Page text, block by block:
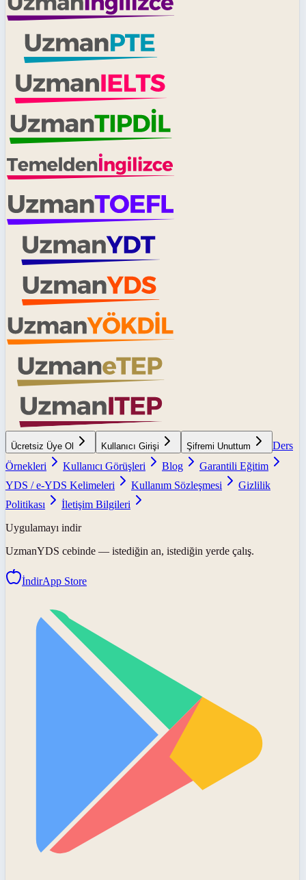
Ücretsiz Üye Ol Kullanıcı Girişi Şifremi Unuttum
Ders
Örnekleri
Kullanıcı Görüşleri Blog
Garantili Eğitim
YDS / e-YDS Kelimeleri
Kullanım Sözleşmesi
Gizlilik
Politikası
İletişim Bilgileri
Uygulamayı indir
UzmanYDS cebinde — istediğin an, istediğin yerde çalış.
İndirApp Store